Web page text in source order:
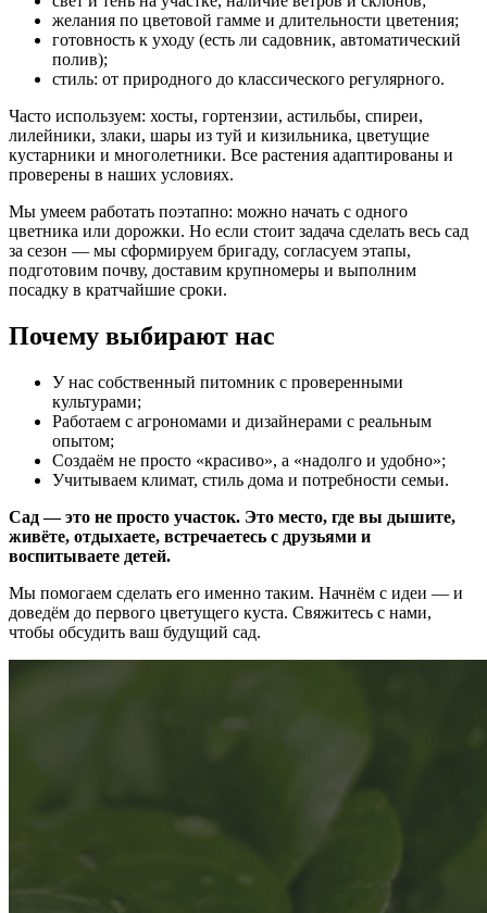
желания по цветовой гамме и длительности цветения;
готовность к уходу (есть ли садовник, автоматический
полив);
стиль: от природного до классического регулярного.
Часто используем: хосты, гортензии, астильбы, спиреи,
лилейники, злаки, шары из туй и кизильника, цветущие
кустарники и многолетники. Все растения адаптированы и
проверены в наших условиях.
Мы умеем работать поэтапно: можно начать с одного
цветника или дорожки. Но если стоит задача сделать весь сад
за сезон — мы сформируем бригаду, согласуем этапы,
подготовим почву, доставим крупномеры и выполним
посадку в кратчайшие сроки.
Почему выбирают нас
У нас собственный питомник с проверенными
культурами;
Работаем с агрономами и дизайнерами с реальным
опытом;
Создаём не просто «красиво», а «надолго и удобно»;
Учитываем климат, стиль дома и потребности семьи.
Сад — это не просто участок. Это место, где вы дышите,
живёте, отдыхаете, встречаетесь с друзьями и
воспитываете детей.
Мы помогаем сделать его именно таким. Начнём с идеи — и
доведём до первого цветущего куста. Свяжитесь с нами,
чтобы обсудить ваш будущий сад.